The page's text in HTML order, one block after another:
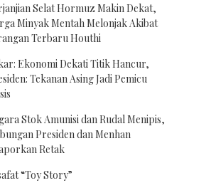
Selat Hormuz Makin Dekat,
Minyak Mentah Melonjak Akibat
Terbaru Houthi
Ekonomi Dekati Titik Hancur,
Tekanan Asing Jadi Pemicu
Stok Amunisi dan Rudal Menipis,
Presiden dan Menhan
Retak
“Toy Story”